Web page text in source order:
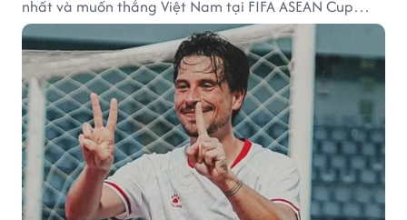
nhất và muốn thắng Việt Nam tại FIFA ASEAN Cup
2026.